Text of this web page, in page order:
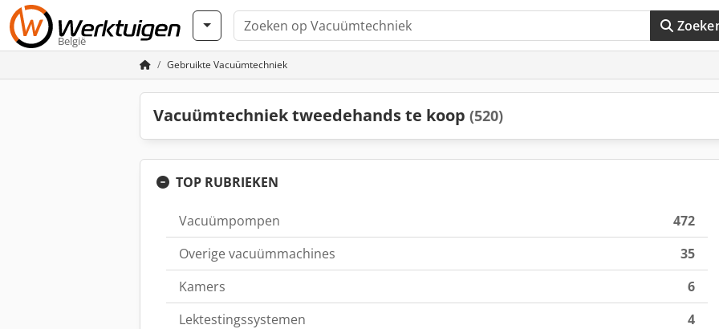
België
Gebruikte Vacuümtechniek
Vacuümtechniek tweedehands te koop (520)
TOP RUBRIEKEN
Vacuümpompen
472
Overige vacuümmachines
35
Kamers
6
Lektestingssystemen
4